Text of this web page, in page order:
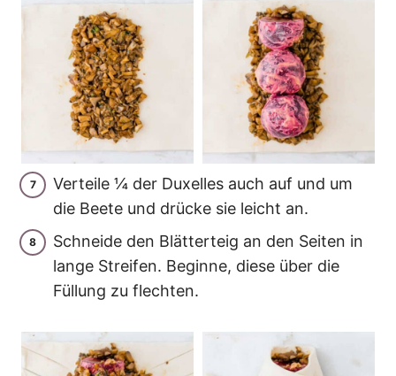
Verteile ¼ der Duxelles auch auf und um
die Beete und drücke sie leicht an.
Schneide den Blätterteig an den Seiten in
lange Streifen. Beginne, diese über die
Füllung zu flechten.